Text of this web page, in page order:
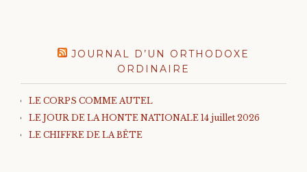
JOURNAL D’UN ORTHODOXE
ORDINAIRE
LE CORPS COMME AUTEL
LE JOUR DE LA HONTE NATIONALE 14 juillet 2026
LE CHIFFRE DE LA BÊTE